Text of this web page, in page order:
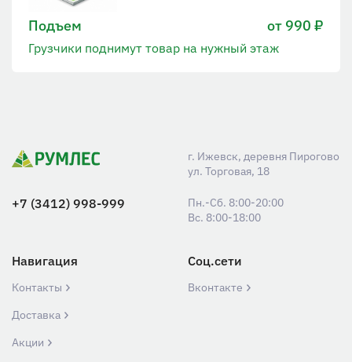
Подъем от 990 ₽
Грузчики поднимут товар на нужный этаж
г. Ижевск, деревня Пирогово
ул. Торговая, 18
+7 (3412) 998-999
Пн.-Сб. 8:00-20:00
Вс. 8:00-18:00
Навигация
Контакты
Доставка
Акции
Соц.сети
Вконтакте